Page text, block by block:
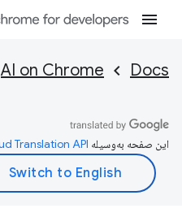
Docs
AI on Chrome
این صفحه به‌وسیله